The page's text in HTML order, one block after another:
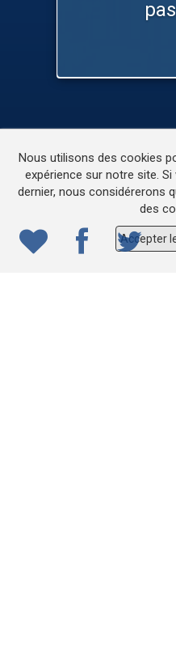
© 2022ONE.be–
droits réservés –
Nous utilisons des cookies
expérience sur notre site.
dernier, nous considérerons
des
Accepter